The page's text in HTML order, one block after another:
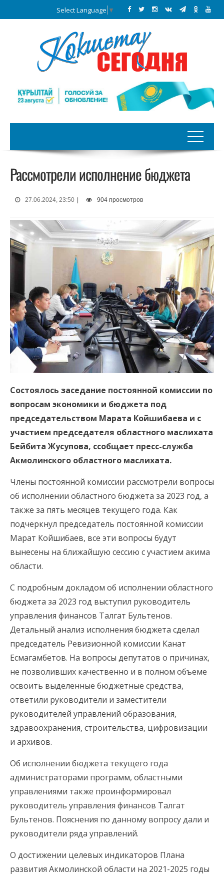
Select Language ▼
Рассмотрели исполнение бюджета
27.06.2024, 23:50 904 просмотров
Состоялось заседание постоянной комиссии по
вопросам экономики и бюджета под
председательством Марата Койшибаева и с
участием председателя областного маслихата
Бейбита Жусупова, ссобщает пресс-служба
Акмолинского областного маслихата.
Члены постоянной комиссии рассмотрели вопросы
об исполнении областного бюджета за 2023 год, а
также за пять месяцев текущего года. Как
подчеркнул председатель постоянной комиссии
Марат Койшибаев, все эти вопросы будут
вынесены на ближайшую сессию с участием акима
области.
С подробным докладом об исполнении областного
бюджета за 2023 год выступил руководитель
управления финансов Талгат Бультенов.
Детальный анализ исполнения бюджета сделал
председатель Ревизионной комиссии Канат
Есмагамбетов. На вопросы депутатов о причинах,
не позволивших качественно и в полном объеме
освоить выделенные бюджетные средства,
ответили руководители и заместители
руководителей управлений образования,
здравоохранения, строительства, цифровизации
и архивов.
Об исполнении бюджета текущего года
администраторами программ, областными
управлениями также проинформировал
руководитель управления финансов Талгат
Бультенов. Пояснения по данному вопросу дали и
руководители ряда управлений.
О достижении целевых индикаторов Плана
развития Акмолинской области на 2021-2025 годы